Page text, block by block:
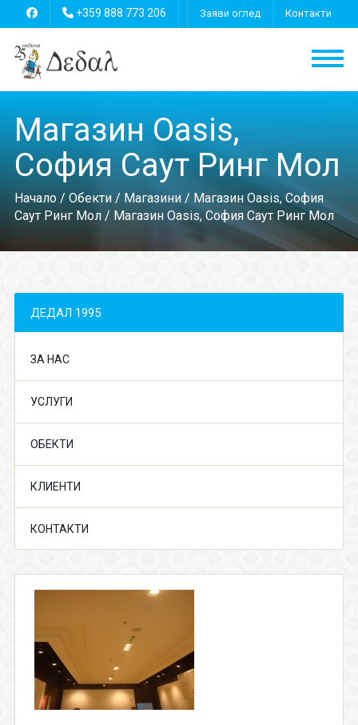
+359 888 773 206 Заяви оглед Контакти
Магазин Oasis,
София Саут Ринг Мол
Начало/ Обекти/ Магазини/ Магазин Oasis, София
Саут Ринг Мол/ Магазин Oasis, София Саут Ринг Мол
ДЕДАЛ 1995
ЗА НАС
УСЛУГИ
ОБЕКТИ
КЛИЕНТИ
КОНТАКТИ